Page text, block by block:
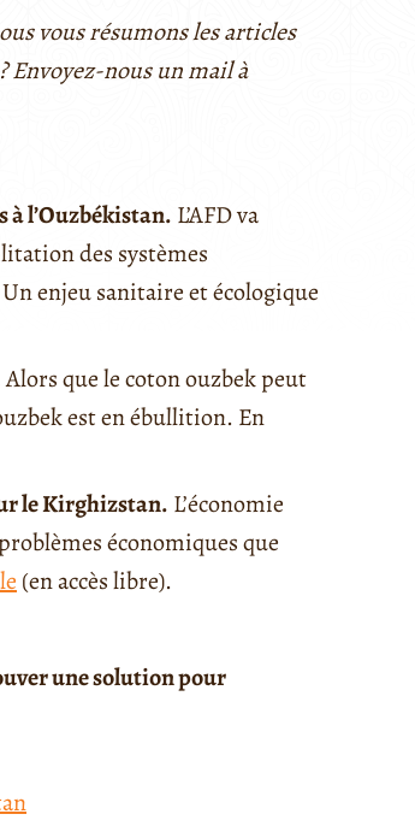
vous résumons les articles
Envoyez-nous un mail à
à l’Ouzbékistan. L’AFD va
des systèmes
enjeu sanitaire et écologique
Alors que le coton ouzbek peut
est en ébullition. En
le Kirghizstan. L’économie
économiques que
(en accès libre).
une solution pour